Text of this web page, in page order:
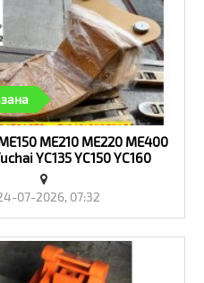
ME210 ME220 ME400
YC135 YC150 YC160
зимний - «Транспорт»
07-2026, 07:32